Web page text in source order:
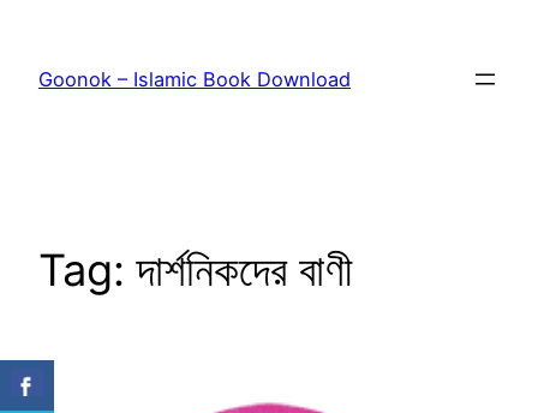
content
Goonok – Islamic Book Download
Tag:দার্শনিকদের বাণী